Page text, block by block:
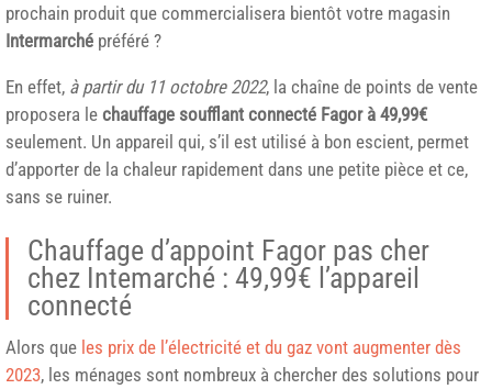
prochain produit que commercialisera bientôt votre magasin
Intermarché préféré ?
En effet, à partir du 11 octobre 2022, la chaîne de points de vente
proposera le chauffage soufflant connecté Fagor à 49,99€
seulement. Un appareil qui, s’il est utilisé à bon escient, permet
d’apporter de la chaleur rapidement dans une petite pièce et ce,
sans se ruiner.
Chauffage d’appoint Fagor pas cher
chez Intemarché : 49,99€ l’appareil
connecté
Alors que les prix de l’électricité et du gaz vont augmenter dès
2023, les ménages sont nombreux à chercher des solutions pour